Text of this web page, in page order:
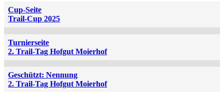
Cup-Seite
Trail-Cup 2025
Turnierseite
2. Trail-Tag Hofgut Moierhof
Geschützt: Nennung
2. Trail-Tag Hofgut Moierhof